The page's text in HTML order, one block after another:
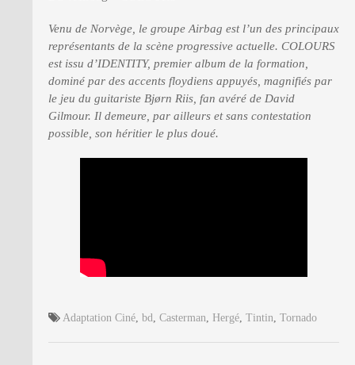
Venu de Norvège, le groupe Airbag est l’un des principaux
représentants de la scène progressive actuelle. COLOURS
est issu d’IDENTITY, premier album de la formation,
dominé par des accents floydiens appuyés, magnifiés par
le jeu du guitariste Bjørn Riis, fan avéré de David
Gilmour. Il demeure, par ailleurs et sans contestation
possible, son héritier le plus doué.
Adaptation Ciné bd Casterman Hergé Tintin Tornado